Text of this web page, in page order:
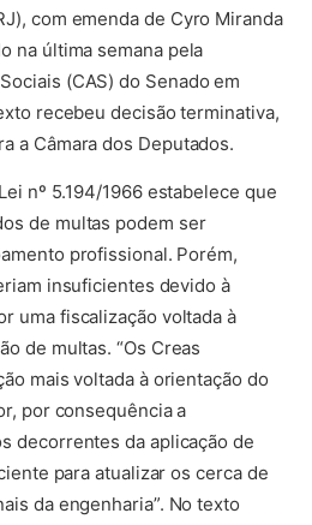
com emenda de Cyro Miranda
na última semana pela
(CAS) do Senado em
recebeu decisão terminativa,
a Câmara dos Deputados.
nº 5.194/1966 estabelece que
de multas podem ser
profissional. Porém,
insuficientes devido à
uma fiscalização voltada à
de multas. “Os Creas
mais voltada à orientação do
por consequência a
decorrentes da aplicação de
para atualizar os cerca de
da engenharia”. No texto